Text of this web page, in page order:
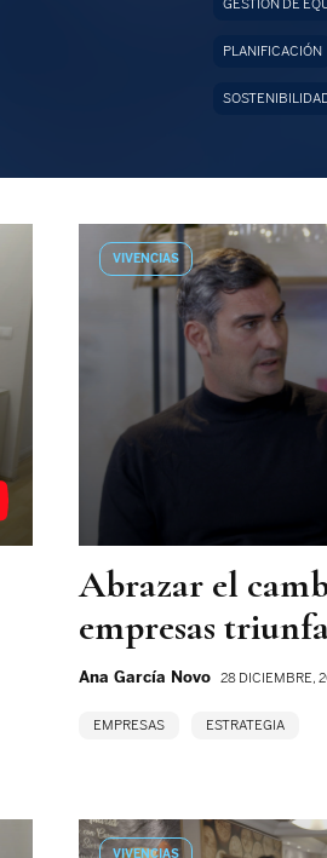
GESTIÓN DE
PLANIFICACIÓN
VIVENCIAS
Abrazar el
empresas
Ana García Novo 28 DICIEMBRE,
EMPRESAS ESTRATEGIA
VIVENCIAS